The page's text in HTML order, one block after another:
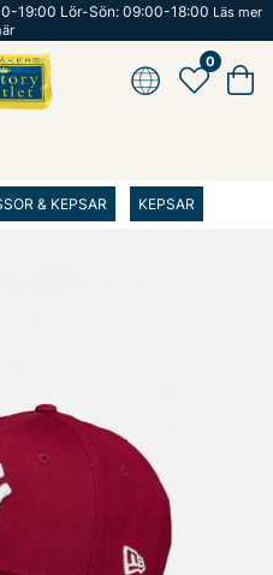
19:00 Lör-Sön: 09:00-18:00 Läs mer
0
& KEPSAR KEPSAR